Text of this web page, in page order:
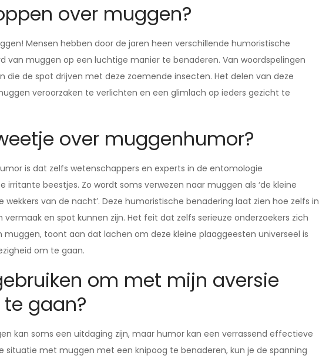
over muggen?
Mensen hebben door de jaren heen verschillende humoristische
muggen op een luchtige manier te benaderen. Van woordspelingen
die de spot drijven met deze zoemende insecten. Het delen van deze
veroorzaken te verlichten en een glimlach op ieders gezicht te
over muggenhumor?
is dat zelfs wetenschappers en experts in de entomologie
beestjes. Zo wordt soms verwezen naar muggen als ‘de kleine
wekkers van de nacht’. Deze humoristische benadering laat zien hoe zelfs in
en spot kunnen zijn. Het feit dat zelfs serieuze onderzoekers zich
toont aan dat lachen om deze kleine plaaggeesten universeel is
om te gaan.
om met mijn aversie
gaan?
kan soms een uitdaging zijn, maar humor kan een verrassend effectieve
situatie met muggen met een knipoog te benaderen, kun je de spanning